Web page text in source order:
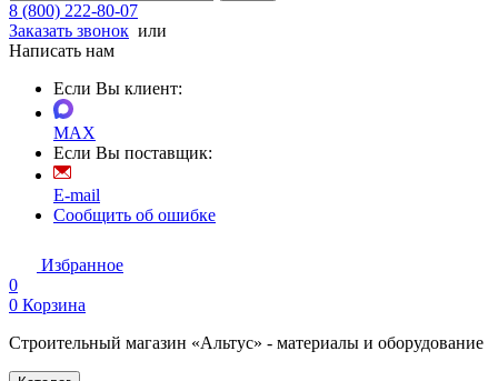
8 (800) 222-80-07
Заказать звонок или
Написать нам
Если Вы клиент:
MAX
Если Вы поставщик:
E-mail
Сообщить об ошибке
Избранное
0
0 Корзина
Строительный магазин «Альтус» - материалы и оборудование